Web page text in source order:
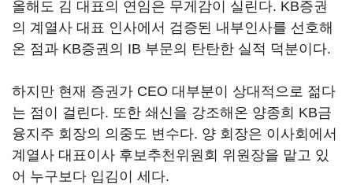
올해도 김 대표의 연임은 무게감이 실린다. KB증권
의 계열사 대표 인사에서 검증된 내부인사를 선호해
온 점과 KB증권의 IB 부문의 탄탄한 실적 덕분이다.
하지만 현재 증권가 CEO 대부분이 상대적으로 젊다
는 점이 걸린다. 또한 쇄신을 강조해온 양종희 KB금
융지주 회장의 의중도 변수다. 양 회장은 이사회에서
계열사 대표이사 후보추천위원회 위원장을 맡고 있
어 누구보다 입김이 세다.